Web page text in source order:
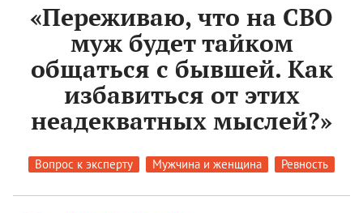
«Переживаю, что на СВО
муж будет тайком
общаться с бывшей. Как
избавиться от этих
неадекватных мыслей?»
Вопрос к эксперту Мужчина и женщина Ревность